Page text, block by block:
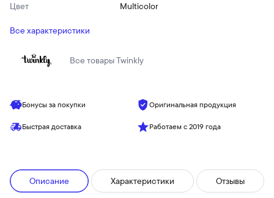
Цвет Multicolor
Все характеристики
Все товарыTwinkly
Бонусы за покупки Оригинальная продукция
Быстрая доставка Работаем с 2019 года
Описание Характеристики Отзывы